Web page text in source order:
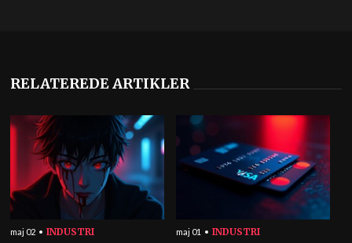
RELATEREDE ARTIKLER
maj 02 INDUSTRI maj 01 INDUSTRI